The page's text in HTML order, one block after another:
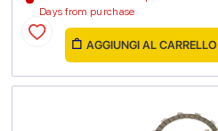
Days from purchase
AGGIUNGI AL CARRELLO